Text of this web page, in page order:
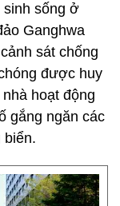
sống ở
Ganghwa
sát chống
được huy
hoạt động
gắng ngăn các
biển.